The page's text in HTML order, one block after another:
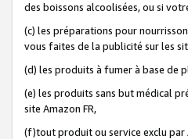
des boissons alcoolisées, ou si
(c) les préparations pour
vous faites de la publicité sur les
(d) les produits à fumer à base de
(e) les produits sans but médical
site Amazon FR,
(f)tout produit ou service exclu par